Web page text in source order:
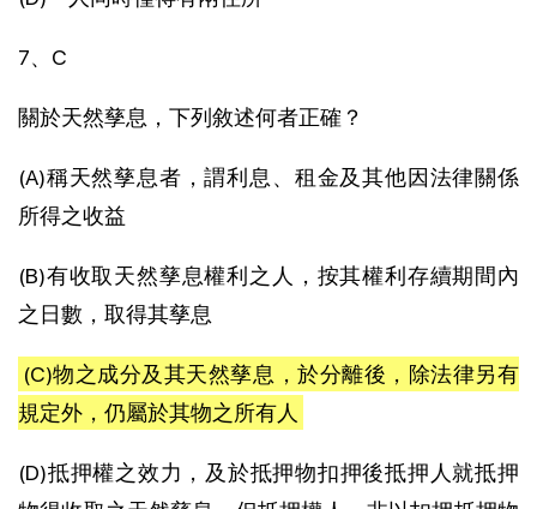
7、C
關於天然孳息，下列敘述何者正確？
(A)稱天然孳息者，謂利息、租金及其他因法律關係
所得之收益
(B)有收取天然孳息權利之人，按其權利存續期間內
之日數，取得其孳息
(C)物之成分及其天然孳息，於分離後，除法律另有
規定外，仍屬於其物之所有人
(D)抵押權之效力，及於抵押物扣押後抵押人就抵押